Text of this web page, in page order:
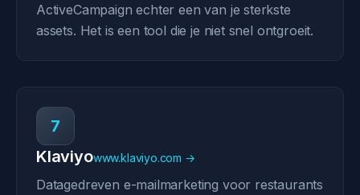
ActiveCampaign echter een van je sterkste
assets. Het is een tool die je niet snel ontgroeit.
7
Klaviyowww.klaviyo.com →
Datagedreven e-mailmarketing voor restaurants